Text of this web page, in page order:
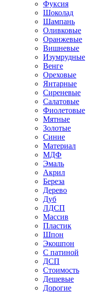
Фуксия
Шоколад
Шампань
Оливковые
Оранжевые
Вишневые
Изумрудные
Венге
Ореховые
Янтарные
Сиреневые
Салатовые
Фиолетовые
Мятные
Золотые
Синие
Материал
МДФ
Эмаль
Акрил
Береза
Дерево
Дуб
ЛДСП
Массив
Пластик
Шпон
Экошпон
С патиной
ДСП
Стоимость
Дешевые
Дорогие